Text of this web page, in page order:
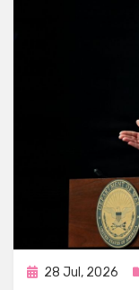
Publicada
28 Jul, 2026